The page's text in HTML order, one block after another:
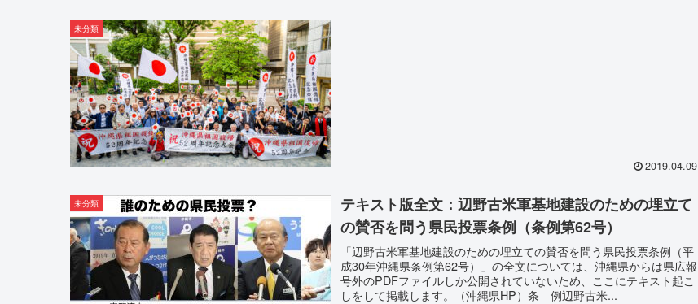
未分類
2019.04.09
未分類
テキスト版全文：辺野古米軍基地建設のための埋立て
の賛否を問う県民投票条例（条例第62号）
「辺野古米軍基地建設のための埋立ての賛否を問う県民投票条例（平
成30年沖縄県条例第62号）」の全文については、沖縄県からは県広報
号外のPDFファイルしか公開されていないため、ここにテキスト起こ
しをして掲載します。（沖縄県HP）条 例辺野古米...